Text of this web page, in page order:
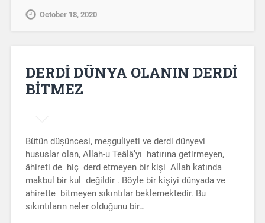
October 18, 2020
DERDİ DÜNYA OLANIN DERDİ
BİTMEZ
Bütün düşüncesi, meşguliyeti ve derdi dünyevi
hususlar olan, Allah-u Teâlâ’yı hatırına getirmeyen,
âhireti de hiç derd etmeyen bir kişi Allah katında
makbul bir kul değildir . Böyle bir kişiyi dünyada ve
ahirette bitmeyen sıkıntılar beklemektedir. Bu
sıkıntıların neler olduğunu bir…